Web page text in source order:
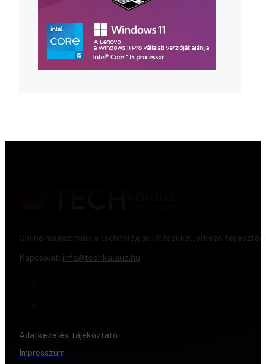
Online magazinunk a technológiai újításokkal, érkező
Kapcsolat: info@techkalauz.hu
Adatkezelési tájékoztató
Impresszum